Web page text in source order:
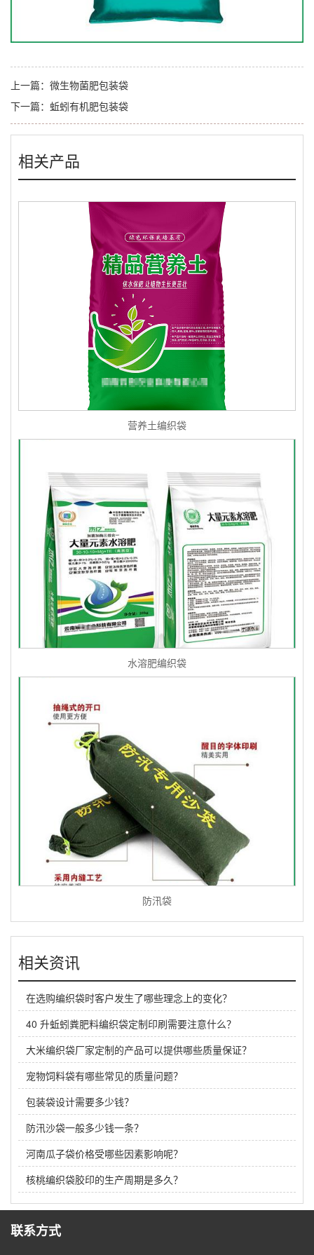
上一篇： 微生物菌肥包装袋
下一篇： 蚯蚓有机肥包装袋
相关产品
营养土编织袋
水溶肥编织袋
防汛袋
相关资讯
在选购编织袋时客户发生了哪些理念上的变化？
40 升蚯蚓粪肥料编织袋定制印刷需要注意什么？
大米编织袋厂家定制的产品可以提供哪些质量保证？
宠物饲料袋有哪些常见的质量问题？
包装袋设计需要多少钱？
防汛沙袋一般多少钱一条？
河南瓜子袋价格受哪些因素影响呢？
核桃编织袋胶印的生产周期是多久？
联系方式